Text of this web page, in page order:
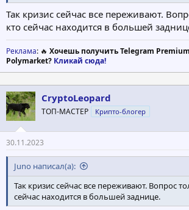
Так кризис сейчас все переживают.
кто сейчас находится в большей
Реклама: 🔥 Хочешь получить Telegram
Polymarket? Кликай сюда!
CryptoLeopard
ТОП-МАСТЕР Крипто-блогер
30.11.2023
Juno написал(а):
Так кризис сейчас все переживают. Вопрос
сейчас находится в большей заднице.